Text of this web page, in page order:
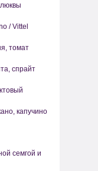
/ Vittel
томат
спрайт
капучино
семгой и